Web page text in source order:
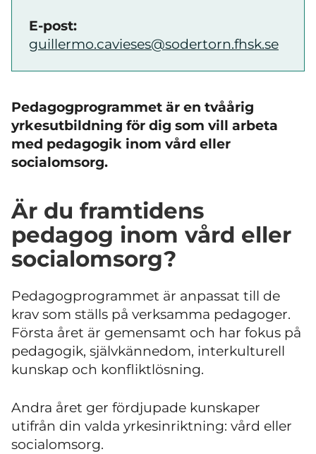
E-post:
guillermo.cavieses@sodertorn.fhsk.se
Pedagogprogrammet är en tvåårig
yrkesutbildning för dig som vill arbeta
med pedagogik inom vård eller
socialomsorg.
Är du framtidens
pedagog inom vård eller
socialomsorg?
Pedagogprogrammet är anpassat till de
krav som ställs på verksamma pedagoger.
Första året är gemensamt och har fokus på
pedagogik, självkännedom, interkulturell
kunskap och konfliktlösning.
Andra året ger fördjupade kunskaper
utifrån din valda yrkesinriktning: vård eller
socialomsorg.